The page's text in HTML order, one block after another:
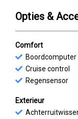
Opties &
Comfort
Boordcomputer
Cruise control
Regensensor
Exterieur